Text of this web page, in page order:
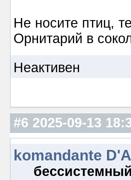
Не носите птиц,
Орнитарий в
Неактивен
#6 2025-09-13
komandante